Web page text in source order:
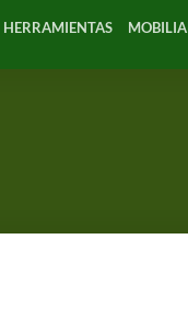
HERRAMIENTAS